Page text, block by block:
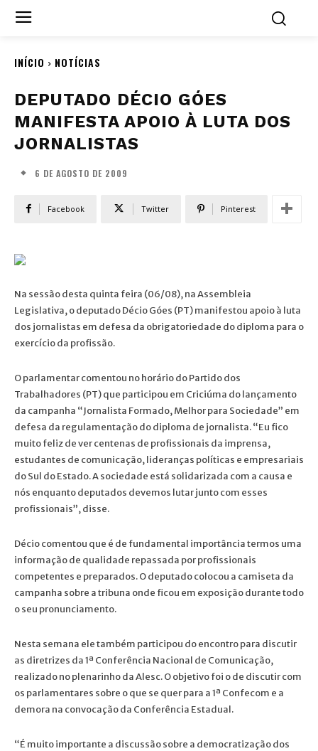
INÍCIO NOTÍCIAS
DEPUTADO DÉCIO GÓES
MANIFESTA APOIO À LUTA DOS
JORNALISTAS
6 DE AGOSTO DE 2009
Facebook Twitter Pinterest
Na sessão desta quinta feira (06/08), na Assembleia
Legislativa, o deputado Décio Góes (PT) manifestou apoio à luta
dos jornalistas em defesa da obrigatoriedade do diploma para o
exercício da profissão.
O parlamentar comentou no horário do Partido dos
Trabalhadores (PT) que participou em Criciúma do lançamento
da campanha “Jornalista Formado, Melhor para Sociedade” em
defesa da regulamentação do diploma de jornalista. “Eu fico
muito feliz de ver centenas de profissionais da imprensa,
estudantes de comunicação, lideranças políticas e empresariais
do Sul do Estado. A sociedade está solidarizada com a causa e
nós enquanto deputados devemos lutar junto com esses
profissionais”, disse.
Décio comentou que é de fundamental importância termos uma
informação de qualidade repassada por profissionais
competentes e preparados. O deputado colocou a camiseta da
campanha sobre a tribuna onde ficou em exposição durante todo
o seu pronunciamento.
Nesta semana ele também participou do encontro para discutir
as diretrizes da 1ª Conferência Nacional de Comunicação,
realizado no plenarinho da Alesc. O objetivo foi o de discutir com
os parlamentares sobre o que se quer para a 1ª Confecom e a
demora na convocação da Conferência Estadual.
“É muito importante a discussão sobre a democratização dos